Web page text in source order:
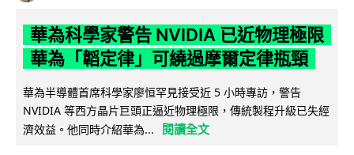
華為科學家警告 NVIDIA 已近物理極限
華為「韜定律」可繞過摩爾定律瓶頸
華為半導體首席科學家廖恒罕見接受近 5 小時專訪，警告
NVIDIA 等西方晶片巨頭正逼近物理極限，傳統製程升級已失經
濟效益。他同時介紹華為...
閱讀全文